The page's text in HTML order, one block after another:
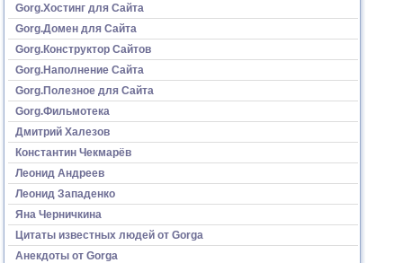
Gorg.Хостинг для Сайта
Gorg.Домен для Сайта
Gorg.Конструктор Сайтов
Gorg.Наполнение Сайта
Gorg.Полезное для Сайта
Gorg.Фильмотека
Дмитрий Халезов
Константин Чекмарёв
Леонид Андреев
Леонид Западенко
Яна Черничкина
Цитаты известных людей от Gorga
Анекдоты от Gorga